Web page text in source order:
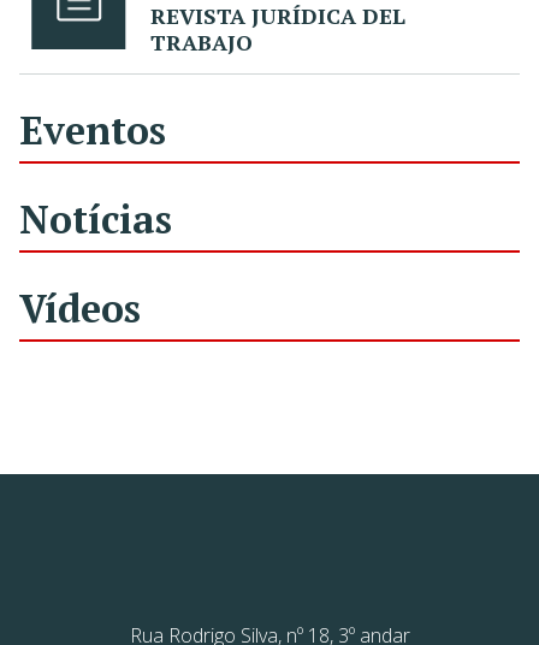
REVISTA JURÍDICA DEL
TRABAJO
Eventos
Notícias
Vídeos
Rua Rodrigo Silva, nº 18, 3º andar